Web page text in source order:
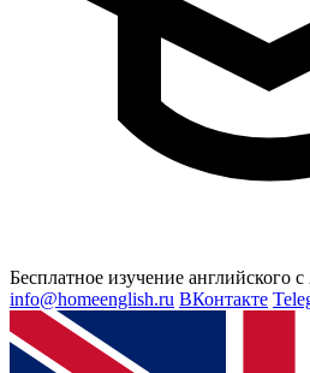
Бесплатное изучение английского с
info@homeenglish.ru ВКонтакте